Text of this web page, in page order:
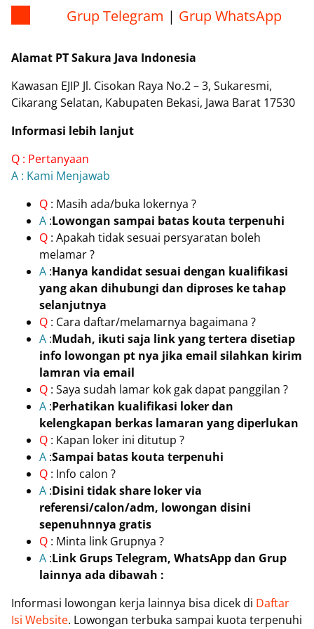
Grup Telegram | Grup WhatsApp
Alamat PT Sakura Java Indonesia
Kawasan EJIP Jl. Cisokan Raya No.2 – 3, Sukaresmi,
Cikarang Selatan, Kabupaten Bekasi, Jawa Barat 17530
Informasi lebih lanjut
Q : Pertanyaan
A : Kami Menjawab
Q : Masih ada/buka lokernya ?
A :Lowongan sampai batas kouta terpenuhi
Q : Apakah tidak sesuai persyaratan boleh
melamar ?
A :Hanya kandidat sesuai dengan kualifikasi
yang akan dihubungi dan diproses ke tahap
selanjutnya
Q : Cara daftar/melamarnya bagaimana ?
A :Mudah, ikuti saja link yang tertera disetiap
info lowongan pt nya jika email silahkan kirim
lamran via email
Q : Saya sudah lamar kok gak dapat panggilan ?
A :Perhatikan kualifikasi loker dan
kelengkapan berkas lamaran yang diperlukan
Q : Kapan loker ini ditutup ?
A :Sampai batas kouta terpenuhi
Q : Info calon ?
A :Disini tidak share loker via
referensi/calon/adm, lowongan disini
sepenuhnnya gratis
Q : Minta link Grupnya ?
A :Link Grups Telegram, WhatsApp dan Grup
lainnya ada dibawah :
Informasi lowongan kerja lainnya bisa dicek di Daftar
Isi Website. Lowongan terbuka sampai kuota terpenuhi